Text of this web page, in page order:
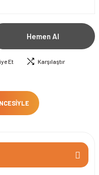
Hemen Al
Et Karşılaştır